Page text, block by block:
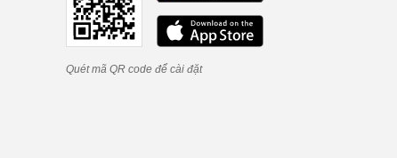
Quét mã QR code để cài đặt